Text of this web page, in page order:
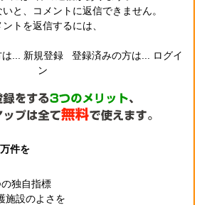
と、コメントに返信できません。
ントを返信するには、
... 新規登録 登録済みの方は...
ログイ
ン
件を
独自指標
施設のよさを